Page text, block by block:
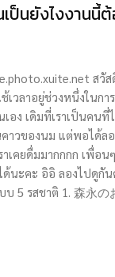
ป็นยังไงงานนี้ต้
สวั
ช้เวลาอยู่ช่วงหนึ่งในก
อง เดิมที่เราเป็นคนที่
คาวของนม แต่พอได้
เคยดื่มมากกกก เพื่อ
ด้นะคะ อิอิ ลองไปดูกั
5 รสชาติ 1. 森永の